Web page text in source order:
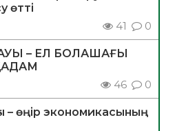
өтті
41 0
– ЕЛ БОЛАШАҒЫ
46 0
өңір экономикасының